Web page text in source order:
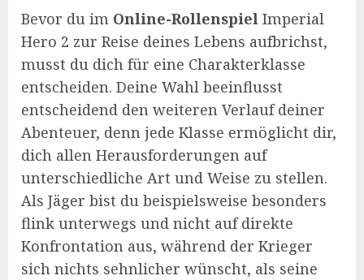
Bevor du im Online-Rollenspiel Imperial
Hero 2 zur Reise deines Lebens aufbrichst,
musst du dich für eine Charakterklasse
entscheiden. Deine Wahl beeinflusst
entscheidend den weiteren Verlauf deiner
Abenteuer, denn jede Klasse ermöglicht dir,
dich allen Herausforderungen auf
unterschiedliche Art und Weise zu stellen.
Als Jäger bist du beispielsweise besonders
flink unterwegs und nicht auf direkte
Konfrontation aus, während der Krieger
sich nichts sehnlicher wünscht, als seine